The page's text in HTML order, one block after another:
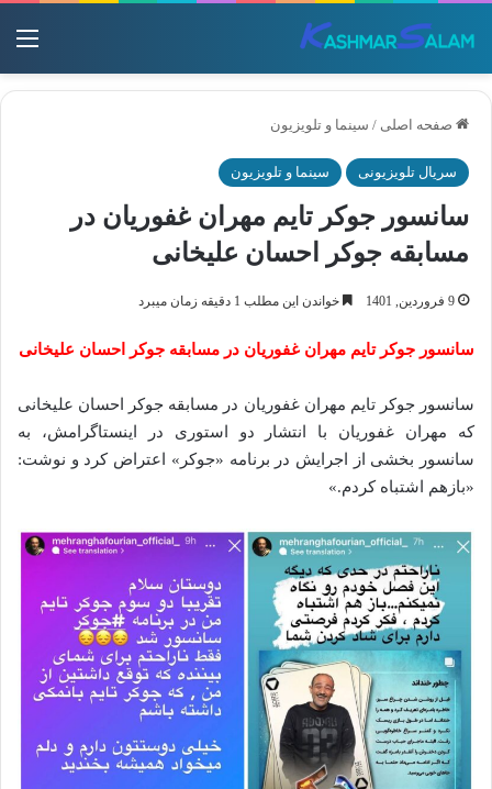
صفحه اصلی / سینما و تلویزیون
سریال تلویزیونی سینما و تلویزیون
سانسور جوکر تایم مهران غفوریان در
مسابقه جوکر احسان علیخانی
9 فروردین, 1401 خواندن این مطلب 1 دقیقه زمان میبرد
سانسور جوکر تایم مهران غفوریان در مسابقه جوکر احسان علیخانی
سانسور جوکر تایم مهران غفوریان در مسابقه جوکر احسان علیخانی
که مهران غفوریان با انتشار دو استوری در اینستاگرامش، به
سانسور بخشی از اجرایش در برنامه «جوکر» اعتراض کرد و نوشت:
«بازهم اشتباه کردم.»